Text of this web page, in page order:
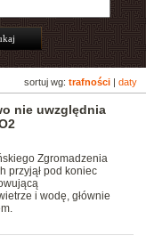
sortuj wg: trafności daty
nie uwzględnia
Zgromadzenia
przyjął pod koniec
i wodę, głównie